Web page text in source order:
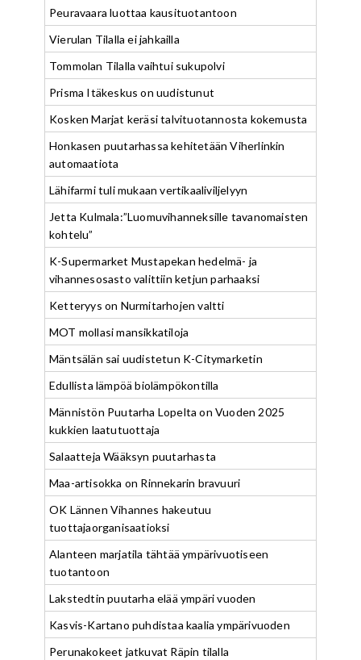
Peuravaara luottaa kausituotantoon
Vierulan Tilalla ei jahkailla
Tommolan Tilalla vaihtui sukupolvi
Prisma Itäkeskus on uudistunut
Kosken Marjat keräsi talvituotannosta kokemusta
Honkasen puutarhassa kehitetään Viherlinkin
automaatiota
Lähifarmi tuli mukaan vertikaaliviljelyyn
Jetta Kulmala:”Luomuvihanneksille tavanomaisten
kohtelu”
K-Supermarket Mustapekan hedelmä- ja
vihannesosasto valittiin ketjun parhaaksi
Ketteryys on Nurmitarhojen valtti
MOT mollasi mansikkatiloja
Mäntsälän sai uudistetun K-Citymarketin
Edullista lämpöä biolämpökontilla
Männistön Puutarha Lopelta on Vuoden 2025
kukkien laatutuottaja
Salaatteja Wääksyn puutarhasta
Maa-artisokka on Rinnekarin bravuuri
OK Lännen Vihannes hakeutuu
tuottajaorganisaatioksi
Alanteen marjatila tähtää ympärivuotiseen
tuotantoon
Lakstedtin puutarha elää ympäri vuoden
Kasvis-Kartano puhdistaa kaalia ympärivuoden
Perunakokeet jatkuvat Räpin tilalla